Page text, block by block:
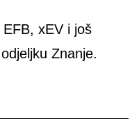
xEV i još
Znanje.